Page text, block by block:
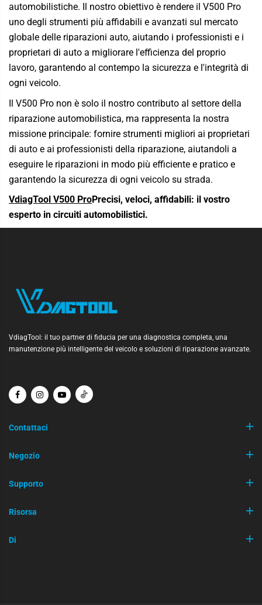
automobilistiche. Il nostro obiettivo è rendere il V500 Pro
uno degli strumenti più affidabili e avanzati sul mercato
globale delle riparazioni auto, aiutando i professionisti e i
proprietari di auto a migliorare l'efficienza del proprio
lavoro, garantendo al contempo la sicurezza e l'integrità di
ogni veicolo.
Il V500 Pro non è solo il nostro contributo al settore della
riparazione automobilistica, ma rappresenta la nostra
missione principale: fornire strumenti migliori ai proprietari
di auto e ai professionisti della riparazione, aiutandoli a
eseguire le riparazioni in modo più efficiente e pratico e
garantendo la sicurezza di ogni veicolo su strada.
VdiagTool V500 ProPrecisi, veloci, affidabili: il vostro
esperto in circuiti automobilistici.
VdiagTool: il tuo partner di fiducia per una diagnostica completa, una
manutenzione più intelligente del veicolo e soluzioni di riparazione avanzate.
Contattaci
Negozio
Supporto
Risorsa
Di